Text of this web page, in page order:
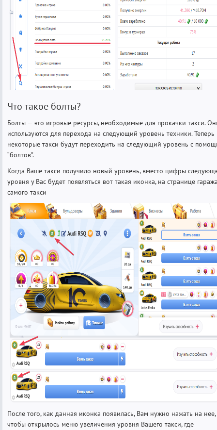
Что такое болты?
Болты — это игровые ресурсы, необходимые для прокачки такси.
используются для перехода на следующий уровень техники. Теперь
некоторые такси будут переходить на следующий уровень с
“болтов”.
Когда Ваше такси получило новый уровень, вместо цифры
уровня у Вас будет появляться вот такая иконка, на странице
самого такси
После того, как данная иконка появилась, Вам нужно нажать на нее,
чтобы открылось меню увеличения уровня Вашего такси, где